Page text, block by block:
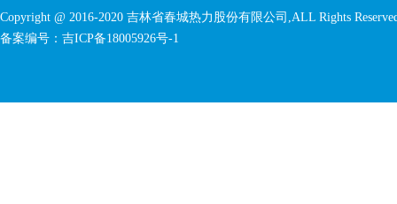
Copyright @ 2016-2020 吉林省春城热力股份有限公司 ,ALL Rights
备案编号： 吉ICP备18005926号-1